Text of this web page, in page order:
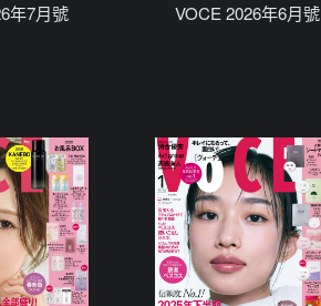
年7月號 VOCE 2026年6月號